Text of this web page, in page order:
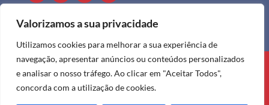
Valorizamos a sua privacidade
Utilizamos cookies para melhorar a sua experiência de
navegação, apresentar anúncios ou conteúdos personalizados
e analisar o nosso tráfego. Ao clicar em "Aceitar Todos",
concorda com a utilização de cookies.
Todos os direitos reservados à APF ©
2024